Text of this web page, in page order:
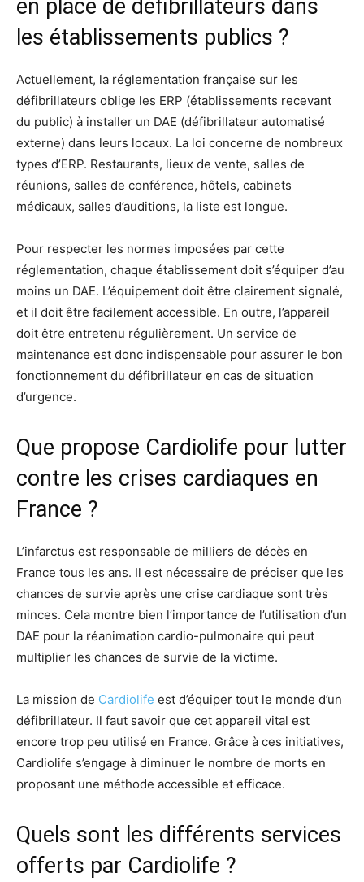
en place de défibrillateurs dans
les établissements publics ?
Actuellement, la réglementation française sur les
défibrillateurs oblige les ERP (établissements recevant
du public) à installer un DAE (défibrillateur automatisé
externe) dans leurs locaux. La loi concerne de nombreux
types d’ERP. Restaurants, lieux de vente, salles de
réunions, salles de conférence, hôtels, cabinets
médicaux, salles d’auditions, la liste est longue.
Pour respecter les normes imposées par cette
réglementation, chaque établissement doit s’équiper d’au
moins un DAE. L’équipement doit être clairement signalé,
et il doit être facilement accessible. En outre, l’appareil
doit être entretenu régulièrement. Un service de
maintenance est donc indispensable pour assurer le bon
fonctionnement du défibrillateur en cas de situation
d’urgence.
Que propose Cardiolife pour lutter
contre les crises cardiaques en
France ?
L’infarctus est responsable de milliers de décès en
France tous les ans. Il est nécessaire de préciser que les
chances de survie après une crise cardiaque sont très
minces. Cela montre bien l’importance de l’utilisation d’un
DAE pour la réanimation cardio-pulmonaire qui peut
multiplier les chances de survie de la victime.
La mission de Cardiolife est d’équiper tout le monde d’un
défibrillateur. Il faut savoir que cet appareil vital est
encore trop peu utilisé en France. Grâce à ces initiatives,
Cardiolife s’engage à diminuer le nombre de morts en
proposant une méthode accessible et efficace.
Quels sont les différents services
offerts par Cardiolife ?